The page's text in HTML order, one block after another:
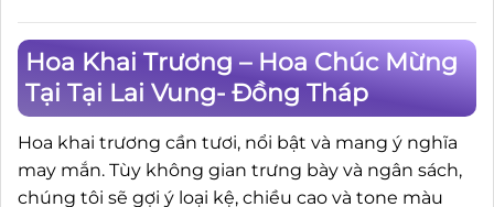
Hoa Khai Trương – Hoa Chúc Mừng
Tại Tại Lai Vung- Đồng Tháp
Hoa khai trương cần tươi, nổi bật và mang ý nghĩa
may mắn. Tùy không gian trưng bày và ngân sách,
chúng tôi sẽ gợi ý loại kệ, chiều cao và tone màu